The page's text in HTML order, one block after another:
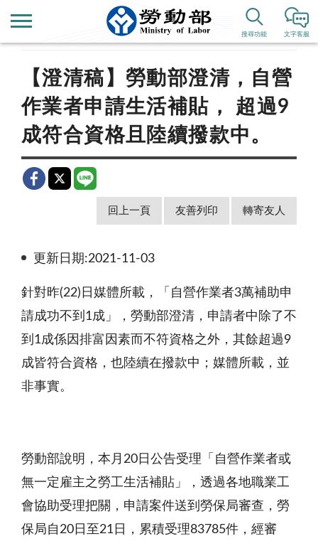
文字客服
搜尋功能
新聞公告 即時新聞澄清
【澄清稿】勞動部澄清，自營
作業者申請生活補貼， 超過9
成符合資格且陸續撥款中。
回上一頁 友善列印 轉寄友人
更新日期:2021-11-03
針對昨(22) 日媒體所載，「自營作業者3萬補助申
請成功不到 1成」，勞動部澄清，申請者中除了不
到 1成係因排富因素而不符資格之外，其餘超過9
成皆符合資格，也陸續在撥款中；媒體所載，並
非事實。
勞動部說明，本月 20 日公告受理「自營作業者或
無一定雇主之勞工生活補貼」，透過各地職業工
會協助受理把關，申請案件送到勞保局審查，勞
保局自20 日至21 日，累積受理83785件，經審